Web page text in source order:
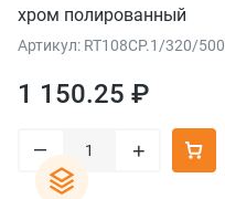
хром полированный
Артикул: RT108CP.1/320/500
1 150.25 ₽
– +